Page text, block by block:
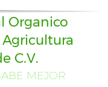
Organico
C.V.
MEJOR